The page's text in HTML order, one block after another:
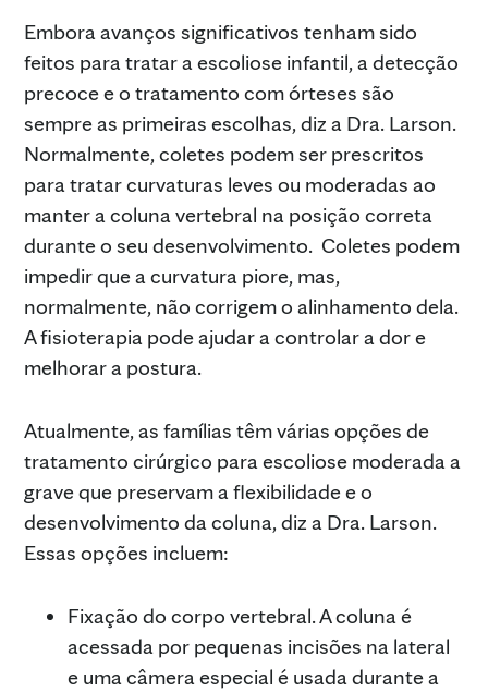
Embora avanços significativos tenham sido
feitos para tratar a escoliose infantil, a detecção
precoce e o tratamento com órteses são
sempre as primeiras escolhas, diz a Dra. Larson.
Normalmente, coletes podem ser prescritos
para tratar curvaturas leves ou moderadas ao
manter a coluna vertebral na posição correta
durante o seu desenvolvimento. Coletes podem
impedir que a curvatura piore, mas,
normalmente, não corrigem o alinhamento dela.
A fisioterapia pode ajudar a controlar a dor e
melhorar a postura.
Atualmente, as famílias têm várias opções de
tratamento cirúrgico para escoliose moderada a
grave que preservam a flexibilidade e o
desenvolvimento da coluna, diz a Dra. Larson.
Essas opções incluem:
Fixação do corpo vertebral. A coluna é
acessada por pequenas incisões na lateral
e uma câmera especial é usada durante a